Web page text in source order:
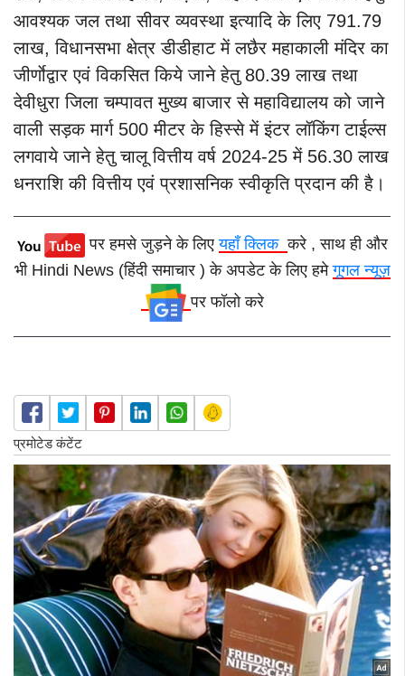
आवश्यक जल तथा सीवर व्यवस्था इत्यादि के लिए 791.79
लाख, विधानसभा क्षेत्र डीडीहाट में लछैर महाकाली मंदिर का
जीर्णाेद्वार एवं विकसित किये जाने हेतु 80.39 लाख तथा
देवीधुरा जिला चम्पावत मुख्य बाजार से महाविद्यालय को जाने
वाली सड़क मार्ग 500 मीटर के हिस्से में इंटर लॉकिंग टाईल्स
लगवाये जाने हेतु चालू वित्तीय वर्ष 2024-25 में 56.30 लाख
धनराशि की वित्तीय एवं प्रशासनिक स्वीकृति प्रदान की है।
पर हमसे जुड़ने के लिएयहाँ क्लिककरे , साथ ही और
भी Hindi News (हिंदी समाचार ) के अपडेट के लिए हमेगूगल न्यूज़
पर फॉलो करे